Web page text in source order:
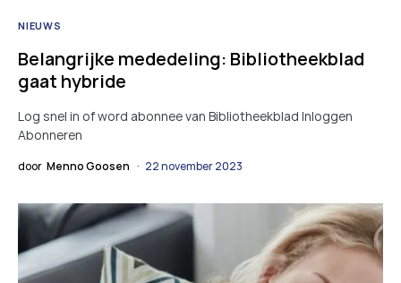
NIEUWS
Belangrijke mededeling: Bibliotheekblad
gaat hybride
Log snel in of word abonnee van Bibliotheekblad Inloggen
Abonneren
door Menno Goosen 22 november 2023